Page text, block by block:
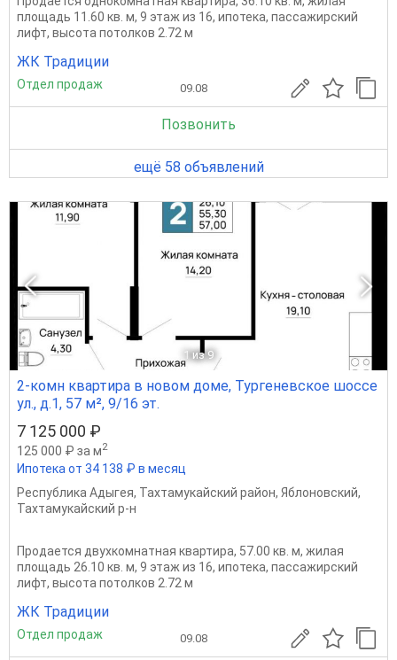
площадь 11.60 кв. м, 9 этаж из 16, ипотека, пассажирский
лифт, высота потолков 2.72 м
ЖК Традиции
Отдел продаж 09.08
Позвонить
ещё 58 объявлений
1 из 9
2-комн квартира в новом доме, Тургеневское шоссе
ул., д.1, 57 м², 9/16 эт.
7 125 000 ₽
125 000 ₽ за м2
Ипотека от 34 138 ₽ в месяц
Республика Адыгея, Тахтамукайский район, Яблоновский,
Тахтамукайский р-н
Продается двухкомнатная квартира, 57.00 кв. м, жилая
площадь 26.10 кв. м, 9 этаж из 16, ипотека, пассажирский
лифт, высота потолков 2.72 м
ЖК Традиции
Отдел продаж 09.08